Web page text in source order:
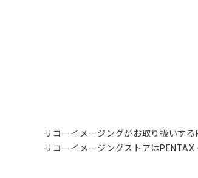
リコーイメージングがお取り扱いする
リコーイメージングストアは